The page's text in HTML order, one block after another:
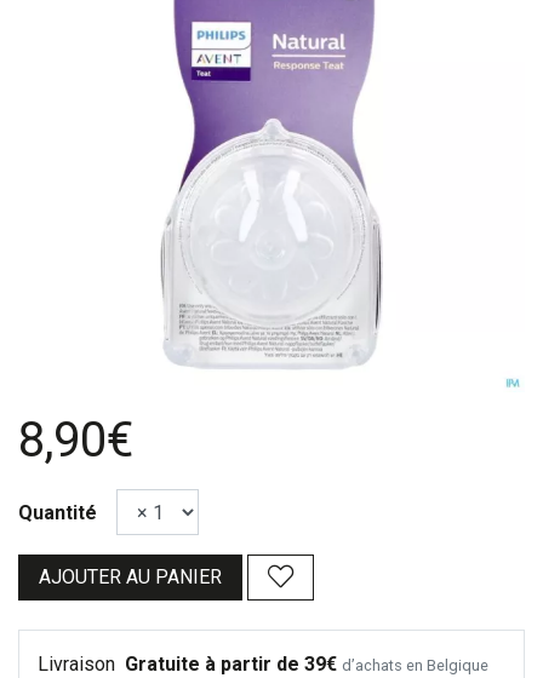
8,90€
Quantité
AJOUTER AU PANIER
Livraison Gratuite à partir de 39€ d’achats en Belgique